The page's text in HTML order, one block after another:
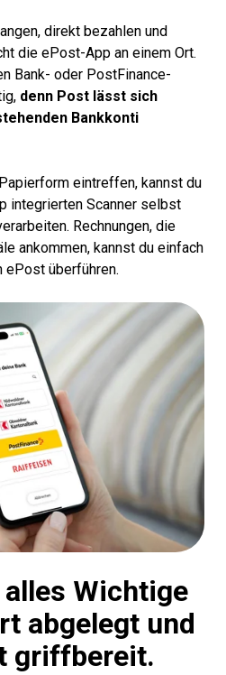
direkt bezahlen und
die ePost-App an einem Ort.
Bank- oder PostFinance-
denn Post lässt sich
Bankkonti
eintreffen, kannst du
integrierten Scanner selbst
Rechnungen, die
ankommen, kannst du einfach
ePost überführen.
Wichtige
abgelegt und
griffbereit.